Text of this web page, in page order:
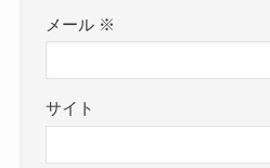
メール ※
サイト